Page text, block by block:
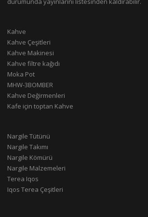
Kahve
Kahve Çeşitleri
Kahve Makinesi
Kahve filtre kağıdı
Moka Pot
MHW-3BOMBER
Kahve Değirmenleri
Kafe için toptan Kahve
Nargile Tütünü
Nargile Takımı
Nargile Kömürü
Nargile Malzemeleri
Terea Iqos
Iqos Terea Çeşitleri